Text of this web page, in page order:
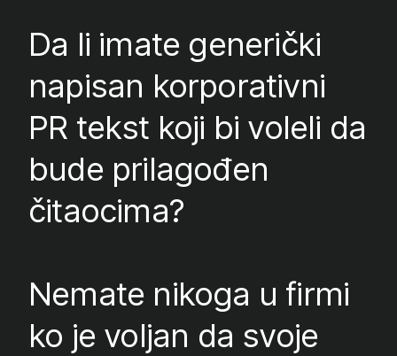
Da li imate generički
napisan korporativni
PR tekst koji bi voleli da
bude prilagođen
čitaocima?
Nemate nikoga u firmi
ko je voljan da svoje